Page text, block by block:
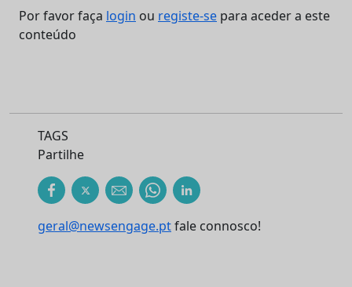
Por favor faça login ou registe-se para aceder a este
conteúdo
TAGS
Partilhe
geral@newsengage.ptfale connosco!